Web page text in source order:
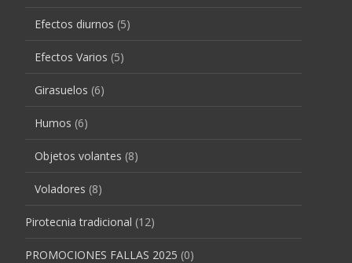
Efectos diurnos (5)
Efectos Varios (5)
Girasuelos (6)
Humos (6)
Objetos volantes (8)
Voladores (8)
Pirotecnia tradicional (12)
PROMOCIONES FALLAS 2025 (0)